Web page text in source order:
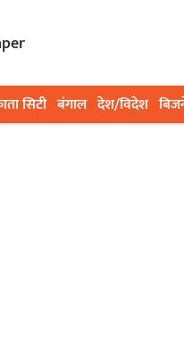
सिटी बंगाल देश/विदेश